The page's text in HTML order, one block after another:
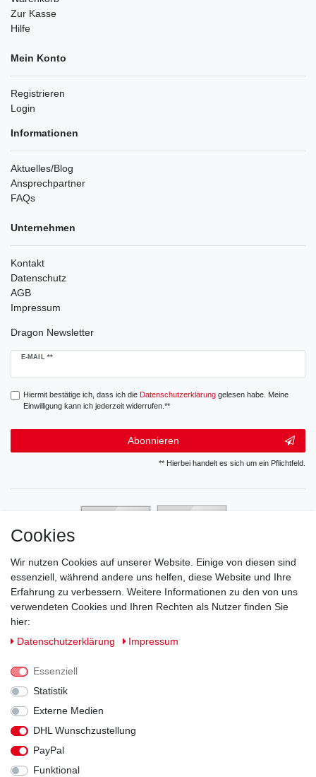
Zur Kasse
Hilfe
Mein Konto
Registrieren
Login
Informationen
Aktuelles/Blog
Ansprechpartner
FAQs
Unternehmen
Kontakt
Datenschutz
AGB
Impressum
Dragon Newsletter
E-MAIL **
Newsletter
Hiermit bestätige ich, dass ich die Daten­schutz­erklärunggelesen habe. Meine
Einwilligung kann ich jederzeit widerrufen.**
Abonnieren
** Hierbei handelt es sich um ein Pflichtfeld.
Cookies
Wir nutzen Cookies auf unserer Website. Einige von diesen sind
essenziell, während andere uns helfen, diese Website und Ihre
Erfahrung zu verbessern. Weitere Informationen zu den von uns
verwendeten Cookies und Ihren Rechten als Nutzer finden Sie
hier:
Daten­schutz­erklärung
Impressum
Essenziell
Statistik
Externe Medien
DHL Wunschzustellung
PayPal
Funktional